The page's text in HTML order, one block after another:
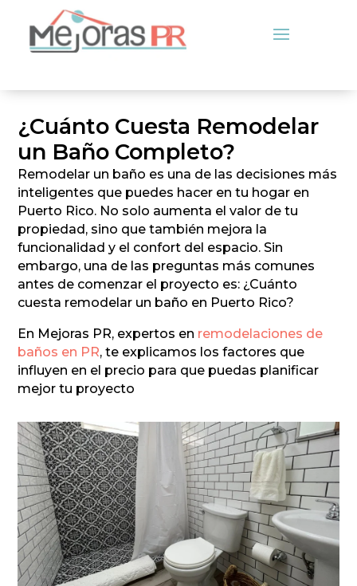
¿Cuánto Cuesta Remodelar
un Baño Completo?
Remodelar un baño es una de las decisiones más
inteligentes que puedes hacer en tu hogar en
Puerto Rico. No solo aumenta el valor de tu
propiedad, sino que también mejora la
funcionalidad y el confort del espacio. Sin
embargo, una de las preguntas más comunes
antes de comenzar el proyecto es: ¿Cuánto
cuesta remodelar un baño en Puerto Rico?
En Mejoras PR, expertos en remodelaciones de
baños en PR, te explicamos los factores que
influyen en el precio para que puedas planificar
mejor tu proyecto